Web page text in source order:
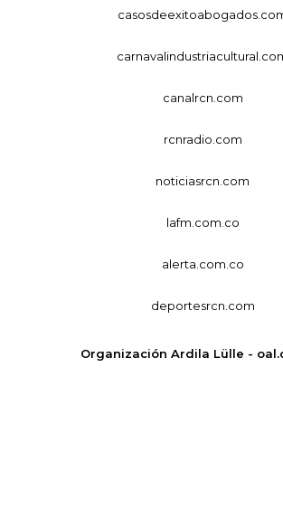
canalrcn.com
rcnradio.com
noticiasrcn.com
lafm.com.co
alerta.com.co
deportesrcn.com
Organización Ardila Lülle -